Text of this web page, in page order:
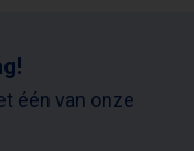
één van onze